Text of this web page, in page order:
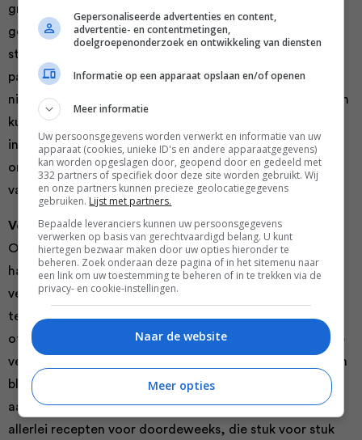
groenten. Dat gebeurt in de culinaire wereld, maar ook
gewoon thuis. Het groente-aanbod wordt daardoor
steeds groter. Tien jaar geleden kon je echt nog geen
pastinaak in de supermarkt kopen, maar inmiddels is er
niets ‘vergetens’ meer aan vergeten groenten. Bovendien
kunnen we tegenwoordig zelf dingen opzoeken op
internet en hebben we dus geen experts meer nodig die
ons vertellen hoe iets zit. Daarom willen we nu steeds
vaker weten wat er in ons eten zit.’
Verwonderen
Om al die bewuste eters te inspireren, verzamelde Kyra
haar beste recepten in haar eerste kookboek vegan. ‘In
veel veganistische boeken kom je dezelfde recepten
tegen. In bijna allemaal staat wel een vegan hamburger
of een recept voor blissballs. Mijn boek is anders: ik wil je
verwonderen met smaakcombinaties die je van je sokken
blazen, zonder dat het ingewikkeld wordt. Naast een
aantal feestelijke recepten vind je in het boek daarom
allerlei recepten voor doordeweeks, die stuk voor stuk
Gepersonaliseerde advertenties en content,
advertentie- en contentmetingen,
doelgroepenonderzoek en ontwikkeling van diensten
Informatie op een apparaat opslaan en/of openen
Meer informatie
Uw persoonsgegevens worden verwerkt en informatie van uw
apparaat (cookies, unieke ID's en andere apparaatgegevens)
kan worden opgeslagen door, geopend door en gedeeld met
332 partners of specifiek door deze site worden gebruikt. Wij
en onze partners kunnen precieze geolocatiegegevens
gebruiken. Lijst met partners.
Bepaalde leveranciers kunnen uw persoonsgegevens
verwerken op basis van gerechtvaardigd belang. U kunt
hiertegen bezwaar maken door uw opties hieronder te
beheren. Zoek onderaan deze pagina of in het sitemenu naar
een link om uw toestemming te beheren of in te trekken via de
privacy- en cookie-instellingen.
Naar de website
Meer opties